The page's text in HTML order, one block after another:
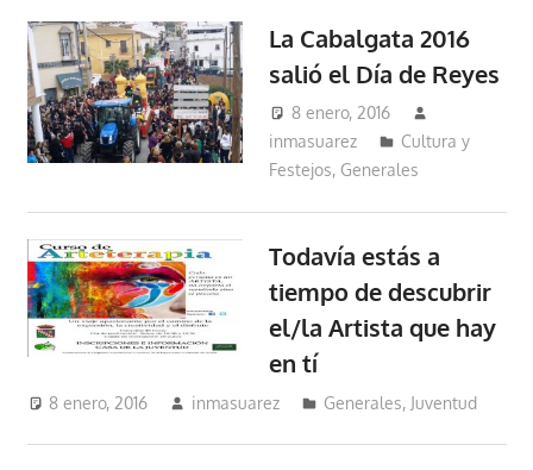
La Cabalgata 2016
salió el Día de Reyes
8 enero, 2016
inmasuarez
Cultura y
Festejos, Generales
Todavía estás a
tiempo de descubrir
el/la Artista que hay
en tí
8 enero, 2016 inmasuarez Generales, Juventud